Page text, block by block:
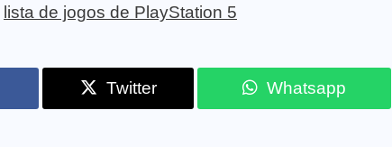
lista de jogos de PlayStation 5
Twitter Whatsapp